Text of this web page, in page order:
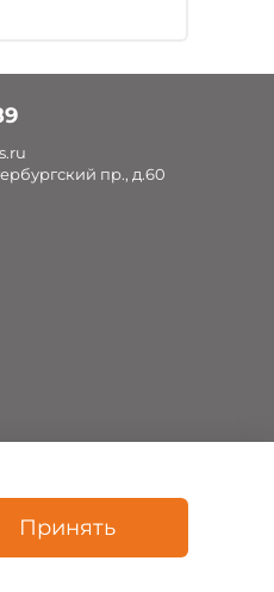
пр., д.60
Принять